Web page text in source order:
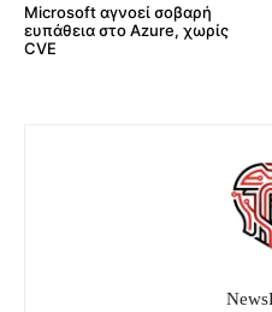
Microsoft αγνοεί σοβαρή
ευπάθεια στο Azure, χωρίς
CVE